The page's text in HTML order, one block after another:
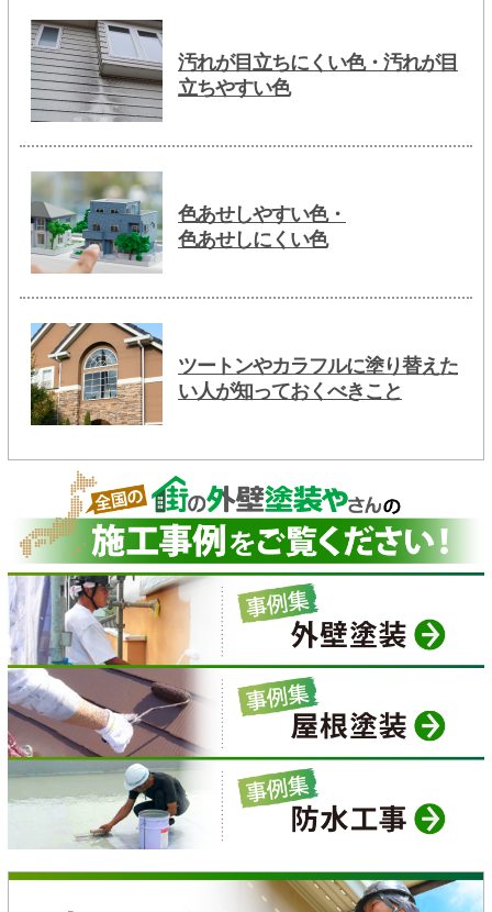
汚れが目立ちにくい色・汚れが目
立ちやすい色
色あせしやすい色・
色あせしにくい色
ツートンやカラフルに塗り替えた
い人が知っておくべきこと